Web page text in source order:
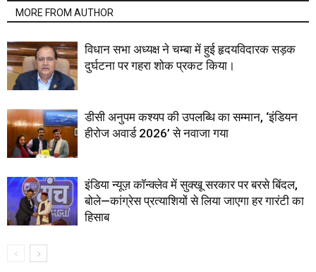
MORE FROM AUTHOR
विधान सभा अध्यक्ष ने चम्बा में हुई हृदयविदारक सड़क
दुर्घटना पर गहरा शोक प्रकट किया।
डीसी अनुपम कश्यप की उपलब्धि का सम्मान, ‘इंडियन
हीरोज अवार्ड 2026’ से नवाजा गया
इंडिया न्यूज़ कॉन्क्लेव में सुक्खू सरकार पर बरसे बिंदल,
बोले—कांग्रेस प्रत्याशियों से लिया जाएगा हर गारंटी का
हिसाब